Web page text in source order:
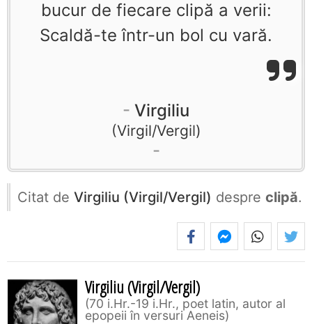
bucur de fiecare clipă a verii:
Scaldă-te într-un bol cu vară.
Virgiliu
Virgil/Vergil
Citat de Virgiliu (Virgil/Vergil) despre clipă.
Virgiliu (Virgil/Vergil)
70 i.Hr.-19 i.Hr., poet latin, autor al
epopeii în versuri Aeneis